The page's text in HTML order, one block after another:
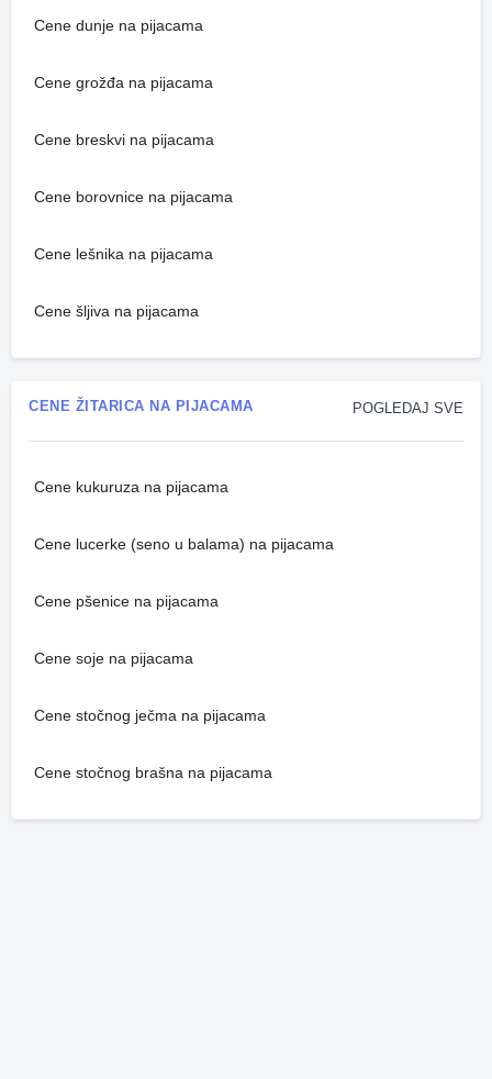
Cene dunje na pijacama
Cene grožđa na pijacama
Cene breskvi na pijacama
Cene borovnice na pijacama
Cene lešnika na pijacama
Cene šljiva na pijacama
POGLEDAJ SVE
CENE ŽITARICA NA PIJACAMA
Cene kukuruza na pijacama
Cene lucerke (seno u balama) na pijacama
Cene pšenice na pijacama
Cene soje na pijacama
Cene stočnog ječma na pijacama
Cene stočnog brašna na pijacama